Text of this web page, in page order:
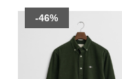
-46%